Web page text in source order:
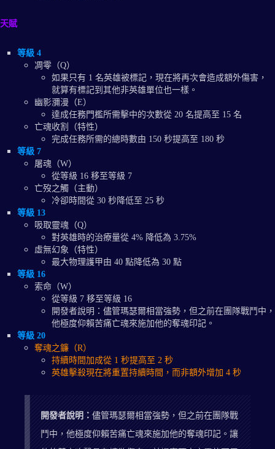
天賦
等級 4
凋零（Q）
如果只有 1 名英雄被標記，現在將再次會造成額外傷害，
就算有標記到其他非英雄單位也一樣。
幽影瀰漫（E）
達成任務門檻所需擊中的次數從 20 名提高至 15 名
亡魂收割（特性）
完成任務所需的總時數由 150 秒提高至 180 秒
等級 7
屠魂（W）
從等級 16 移至等級 7
亡歿之觸（主動）
冷卻時間從 30 秒降低至 25 秒
等級 13
吸取靈魂（Q）
對英雄時的治療量從 4% 降低為 3.75%
虛無幻象（特性）
最大物理護甲由 40 點降低為 30 點
等級 16
索命（W）
從等級 7 移至等級 16
開發者說明：儘管瑪瑟爾相當強勢，但之前在團隊戰鬥中，
他極度仰賴苦痛亡魂來施加他的奪魂印記。
等級 20
奪魂之鐮（R）
持續時間加成從 1 秒提高至 2 秒
英雄擊殺現在將重置持續時間，而非額外增加 4 秒
開發者說明：儘管瑪瑟爾相當強勢，但之前在團隊戰
鬥中，他極度仰賴苦痛亡魂來施加他的奪魂印記。讓